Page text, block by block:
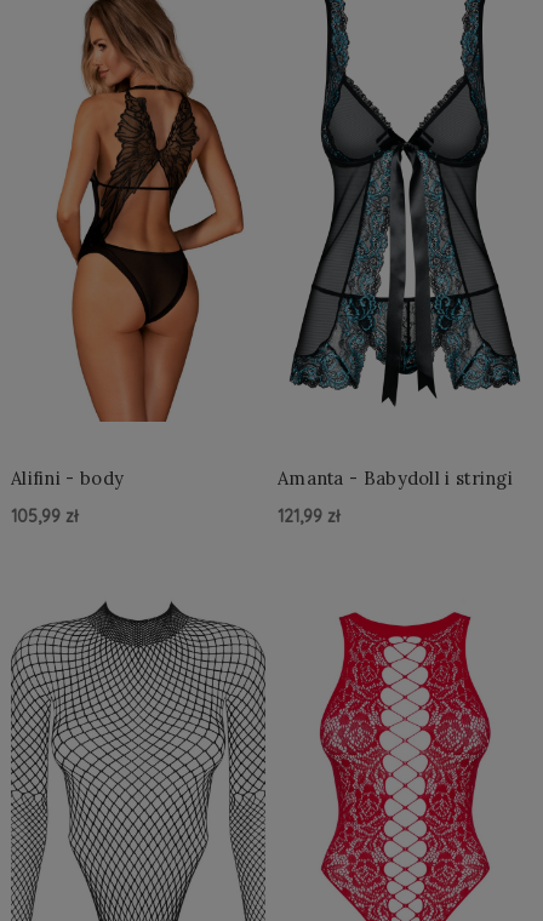
Alifini - body
105,99 zł
Amanta - Babydoll i stringi
121,99 zł